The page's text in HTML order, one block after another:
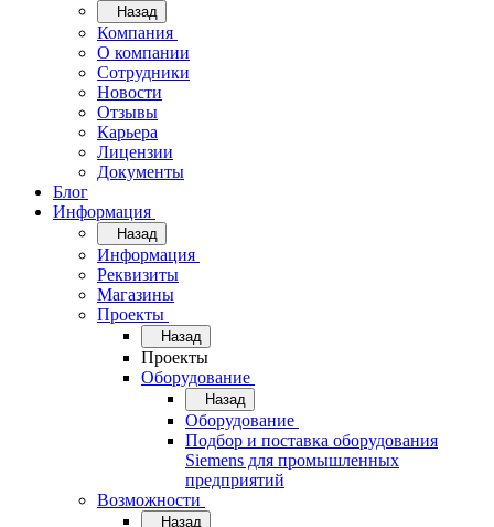
Назад
Компания
О компании
Сотрудники
Новости
Отзывы
Карьера
Лицензии
Документы
Блог
Информация
Назад
Информация
Реквизиты
Магазины
Проекты
Назад
Проекты
Оборудование
Назад
Оборудование
Подбор и поставка оборудования
Siemens для промышленных
предприятий
Возможности
Назад